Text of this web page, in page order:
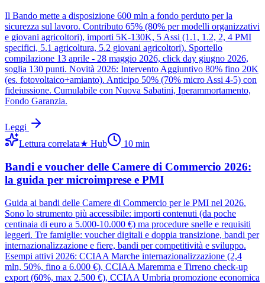
Il Bando mette a disposizione 600 mln a fondo perduto per la
sicurezza sul lavoro. Contributo 65% (80% per modelli organizzativi
e giovani agricoltori), importi 5K-130K, 5 Assi (1.1, 1.2, 2, 4 PMI
specifici, 5.1 agricoltura, 5.2 giovani agricoltori). Sportello
compilazione 13 aprile - 28 maggio 2026, click day giugno 2026,
soglia 130 punti. Novità 2026: Intervento Aggiuntivo 80% fino 20K
(es. fotovoltaico+amianto). Anticipo 50% (70% micro Assi 4-5) con
fideiussione. Cumulabile con Nuova Sabatini, Iperammortamento,
Fondo Garanzia.
Leggi
Lettura correlata★ Hub 10 min
Bandi e voucher delle Camere di Commercio 2026:
la guida per microimprese e PMI
Guida ai bandi delle Camere di Commercio per le PMI nel 2026.
Sono lo strumento più accessibile: importi contenuti (da poche
centinaia di euro a 5.000-10.000 €) ma procedure snelle e requisiti
leggeri. Tre famiglie: voucher digitali e doppia transizione, bandi per
internazionalizzazione e fiere, bandi per competitività e sviluppo.
Esempi attivi 2026: CCIAA Marche internazionalizzazione (2,4
mln, 50%, fino a 6.000 €), CCIAA Maremma e Tirreno check-up
export (60%, max 2.500 €), CCIAA Umbria promozione economica